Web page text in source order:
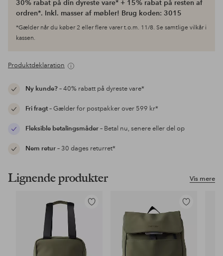
30% rabat på din dyreste vare* + 15% rabat på resten af
ordren*. Inkl. masser af møbler! Brug koden: 3015
*Gælder når du køber 2 eller flere varer t.o.m. 11/8. Se samtlige vilkår i
kassen.
Produktdeklaration
Ny kunde?– 40% rabatt på dyreste vare*
Fri fragt– Gælder for postpakker over 599 kr*
Fleksible betalingsmåder– Betal nu, senere eller del op
Nem retur– 30 dages returret*
Vis mere
Lignende produkter
Tilføj
Tilføj
til
favoritter